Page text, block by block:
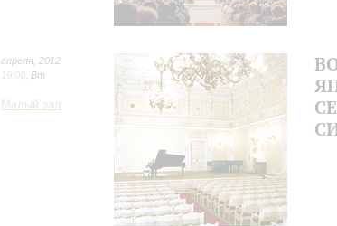
апреля 2012
19:00 Вт
Малый зал